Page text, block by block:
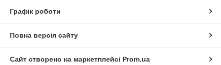
Графік роботи
Повна версія сайту
Сайт створено на маркетплейсі Prom.ua